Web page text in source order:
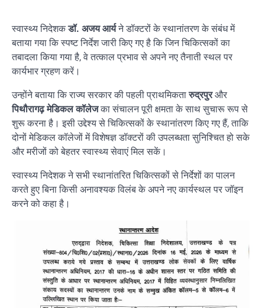
स्वास्थ्य निदेशकडॉ. अजय आर्यने डॉक्टरों के स्थानांतरण के संबंध में
बताया गया कि स्पष्ट निर्देश जारी किए गए है कि जिन चिकित्सकों का
तबादला किया गया है, वे तत्काल प्रभाव से अपने नए तैनाती स्थल पर
कार्यभार ग्रहण करें।
उन्होंने बताया कि राज्य सरकार की पहली प्राथमिकतारुद्रपुरऔर
पिथौरागढ़ मेडिकल कॉलेजका संचालन पूरी क्षमता के साथ सुचारू रूप से
शुरू करना है। इसी उद्देश्य से चिकित्सकों के स्थानांतरण किए गए हैं, ताकि
दोनों मेडिकल कॉलेजों में विशेषज्ञ डॉक्टरों की उपलब्धता सुनिश्चित हो सके
और मरीजों को बेहतर स्वास्थ्य सेवाएं मिल सकें।
स्वास्थ्य निदेशक ने सभी स्थानांतरित चिकित्सकों से निर्देशों का पालन
करते हुए बिना किसी अनावश्यक विलंब के अपने नए कार्यस्थल पर जॉइन
करने को कहा है।